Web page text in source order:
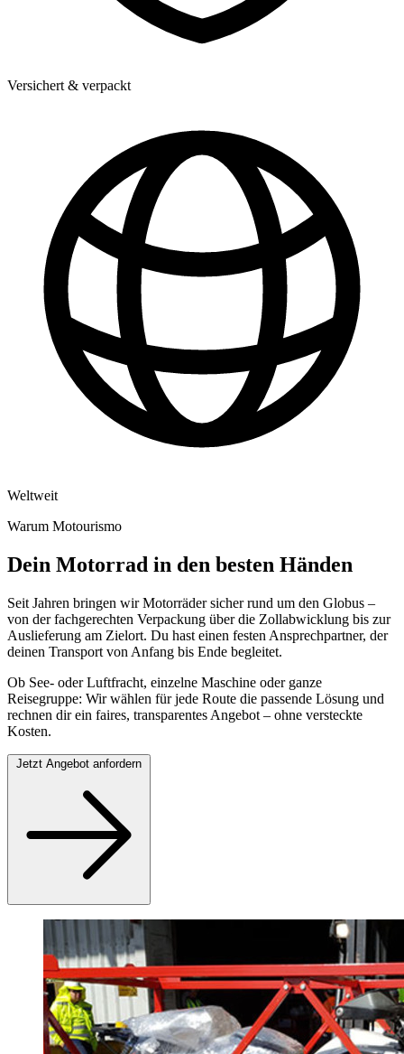
Versichert & verpackt
Weltweit
Warum Motourismo
Dein Motorrad in den besten Händen
Seit Jahren bringen wir Motorräder sicher rund um den Globus –
von der fachgerechten Verpackung über die Zollabwicklung bis zur
Auslieferung am Zielort. Du hast einen festen Ansprechpartner, der
deinen Transport von Anfang bis Ende begleitet.
Ob See- oder Luftfracht, einzelne Maschine oder ganze
Reisegruppe: Wir wählen für jede Route die passende Lösung und
rechnen dir ein faires, transparentes Angebot – ohne versteckte
Kosten.
Jetzt Angebot anfordern